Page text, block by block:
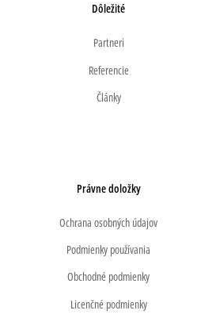
Dôležité
Partneri
Referencie
Články
Právne doložky
Ochrana osobných údajov
Podmienky používania
Obchodné podmienky
Licenčné podmienky